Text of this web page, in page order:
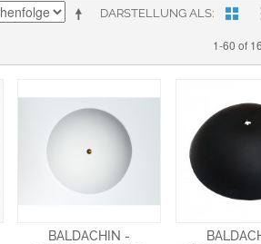
DARSTELLUNG ALS
1-60 of
BALDACHIN -